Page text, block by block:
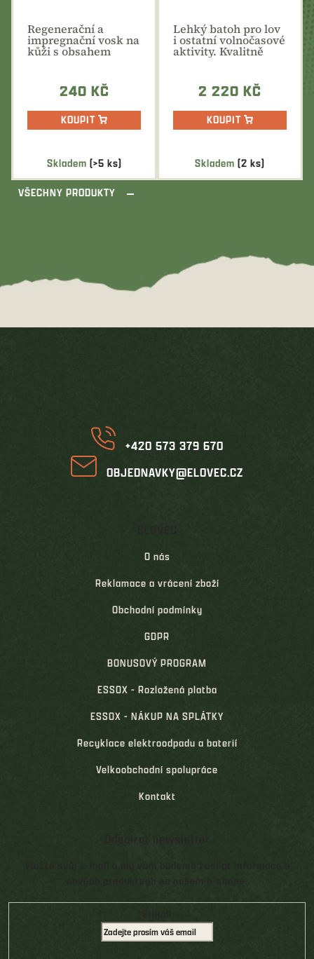
Skladem (>5 ks)
Regenerační a
impregnační vosk na
kůži s obsahem
240 KČ
KOUPIT
Skladem (2 ks)
Lehký batoh pro lov
i ostatní volnočasové
aktivity. Kvalitně
vypolstrovaná...
2 220 KČ
KOUPIT
VŠECHNY PRODUKTY
+420 573 379 670
OBJEDNAVKY@ELOVEC.CZ
O nás
Reklamace a vrácení zboží
Obchodní podmínky
GDPR
BONUSOVÝ PROGRAM
ESSOX - Rozložená platba
ESSOX - NÁKUP NA SPLÁTKY
Recyklace elektroodpadu a baterií
Velkoobchodní spolupráce
Kontakt